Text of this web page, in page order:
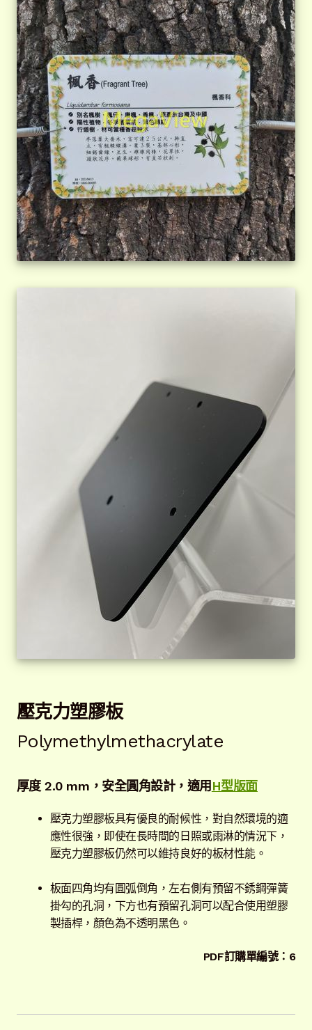
壓克力塑膠板
Polymethylmethacrylate
厚度 2.0 mm，安全圓角設計，適用 H型版面
壓克力塑膠板具有優良的耐候性，對自然環境的適
應性很強，即使在長時間的日照或雨淋的情況下，
壓克力塑膠板仍然可以維持良好的板材性能。
板面四角均有圓弧倒角，左右側有預留不銹鋼彈簧
掛勾的孔洞，下方也有預留孔洞可以配合使用塑膠
製插桿，顏色為不透明黑色。
PDF訂購單編號：6